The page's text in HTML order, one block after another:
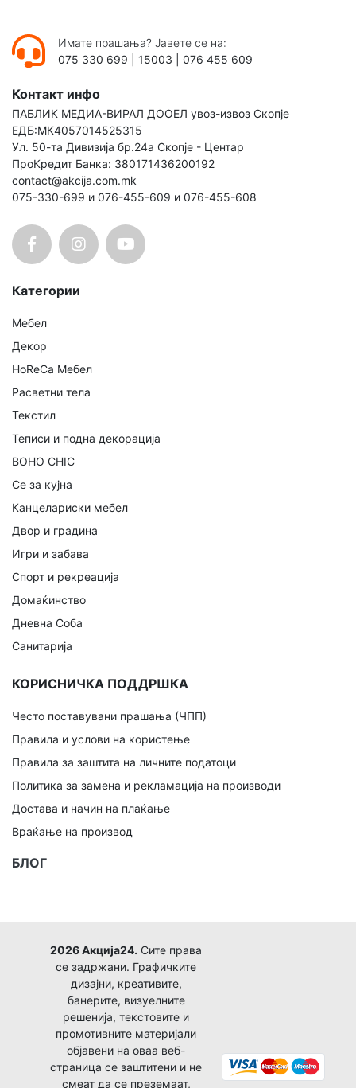
Имате прашања? Јавете се на:
075 330 699
15003 076 455 609
Контакт инфо
ПАБЛИК МЕДИА-ВИРАЛ ДООЕЛ увоз-извоз Скопје
ЕДБ:МК4057014525315
Ул. 50-та Дивизија бр.24а Скопје - Центар
ПроКредит Банка: 380171436200192
contact@akcija.com.mk
075-330-699 и 076-455-609 и 076-455-608
Категории
Мебел
Декор
HoReCa Мебел
Расветни тела
Текстил
Теписи и подна декорација
BOHO CHIC
Се за кујна
Канцелариски мебел
Двор и градина
Игри и забава
Спорт и рекреација
Домаќинство
Дневна Соба
Санитарија
КОРИСНИЧКА ПОДДРШКА
Често поставувани прашања (ЧПП)
Правила и услови на користење
Правила за заштита на личните податоци
Политика за замена и рекламација на производи
Достава и начин на плаќање
Враќање на производ
БЛОГ
2026 Акција24. Сите права
се задржани. Графичките
дизајни, креативите,
банерите, визуелните
решенија, текстовите и
промотивните материјали
објавени на оваа веб-
страница се заштитени и не
смеат да се преземаат,